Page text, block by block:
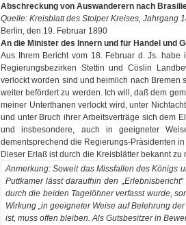
Abschreckung von Auswanderern nach
Quelle: Kreisblatt des Stolper Kreises, Jahrgang
Berlin, den 19. Februar 1890
An die Minister des Innern und für Handel und
Aus Ihrem Bericht vom 18. Februar d. Js.
Regierungsbezirken Stettin und Cöslin
verlockt worden sind und heimlich nach Bremen
weiter befördert zu werden. Ich will, daß dem
meiner Unterthanen verlockt wird, unter
und unter Bruch ihrer Arbeitsverträge sich dem
und insbesondere, auch in geeigneter
dementsprechend die Regierungs-Präsidenten
Dieser Erlaß ist durch die Kreisblätter bekannt
Anmerkung: Soweit das Missfallen des Königs
Puttkamer lässt daraufhin den
durch die beiden Tagelöhner verfasst wurde,
Wirkung „in geeigneter Weise auf Belehrung
ist, muss offen bleiben. Als Gutsbesitzer in